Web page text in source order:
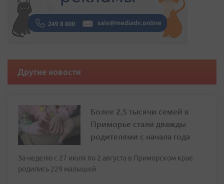
Другие новости
Более 2,5 тысячи семей в
Приморье стали дважды
родителями с начала года
За неделю с 27 июля по 2 августа в Приморском крае
родились 229 малышей